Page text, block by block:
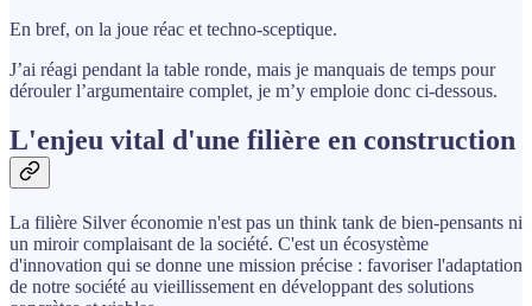
En bref, on la joue réac et techno-sceptique.
J’ai réagi pendant la table ronde, mais je manquais de temps pour
dérouler l’argumentaire complet, je m’y emploie donc ci-dessous.
L'enjeu vital d'une filière en construction
La filière Silver économie n'est pas un think tank de bien-pensants ni
un miroir complaisant de la société. C'est un écosystème
d'innovation qui se donne une mission précise : favoriser l'adaptation
de notre société au vieillissement en développant des solutions